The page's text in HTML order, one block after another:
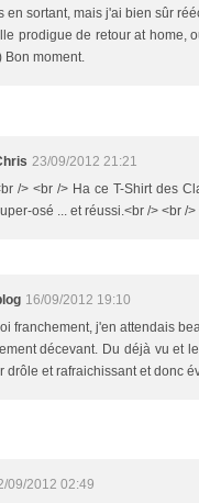
en sortant, mais j'ai bien sûr
prodigue de retour at home,
Bon moment.
23/09/2012 21:21
/> <br /> Ha ce T-Shirt des
osé ... et réussi.<br /> <br />
16/09/2012 19:10
franchement, j'en attendais
décevant. Du déjà vu et
drôle et rafraichissant et donc
09/2012 02:49